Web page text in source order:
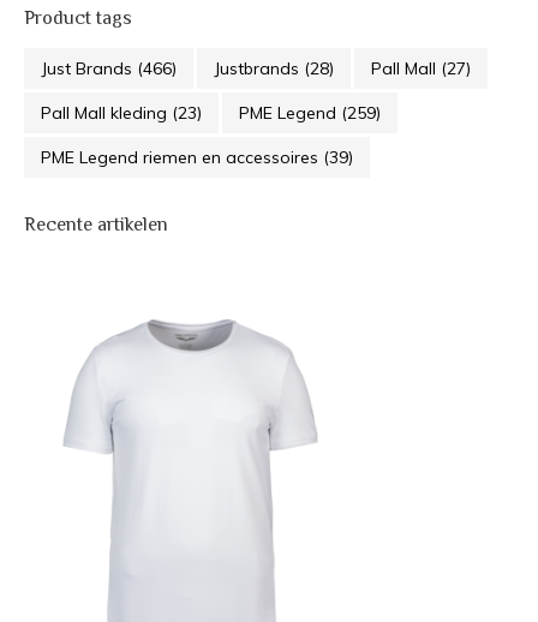
Product tags
Just Brands (466) Justbrands (28) Pall Mall (27)
Pall Mall kleding (23) PME Legend (259)
PME Legend riemen en accessoires (39)
Recente artikelen